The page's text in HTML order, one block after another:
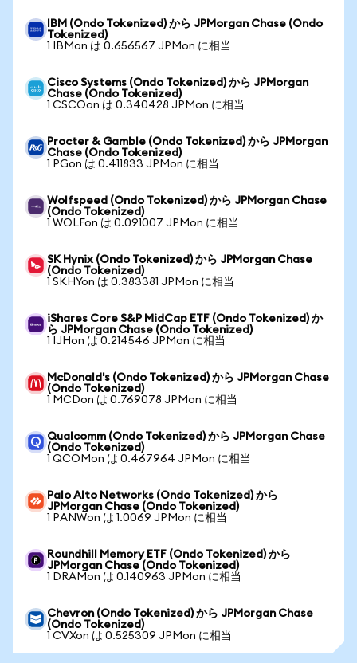
IBM (Ondo Tokenized) から JPMorgan Chase (Ondo
Tokenized)
1 IBMon は 0.656567 JPMon に相当
Cisco Systems (Ondo Tokenized) から JPMorgan
Chase (Ondo Tokenized)
1 CSCOon は 0.340428 JPMon に相当
Procter & Gamble (Ondo Tokenized) から JPMorgan
Chase (Ondo Tokenized)
1 PGon は 0.411833 JPMon に相当
Wolfspeed (Ondo Tokenized) から JPMorgan Chase
(Ondo Tokenized)
1 WOLFon は 0.091007 JPMon に相当
SK Hynix (Ondo Tokenized) から JPMorgan Chase
(Ondo Tokenized)
1 SKHYon は 0.383381 JPMon に相当
iShares Core S&P MidCap ETF (Ondo Tokenized) か
ら JPMorgan Chase (Ondo Tokenized)
1 IJHon は 0.214546 JPMon に相当
McDonald's (Ondo Tokenized) から JPMorgan Chase
(Ondo Tokenized)
1 MCDon は 0.769078 JPMon に相当
Qualcomm (Ondo Tokenized) から JPMorgan Chase
(Ondo Tokenized)
1 QCOMon は 0.467964 JPMon に相当
Palo Alto Networks (Ondo Tokenized) から
JPMorgan Chase (Ondo Tokenized)
1 PANWon は 1.0069 JPMon に相当
Roundhill Memory ETF (Ondo Tokenized) から
JPMorgan Chase (Ondo Tokenized)
1 DRAMon は 0.140963 JPMon に相当
Chevron (Ondo Tokenized) から JPMorgan Chase
(Ondo Tokenized)
1 CVXon は 0.525309 JPMon に相当